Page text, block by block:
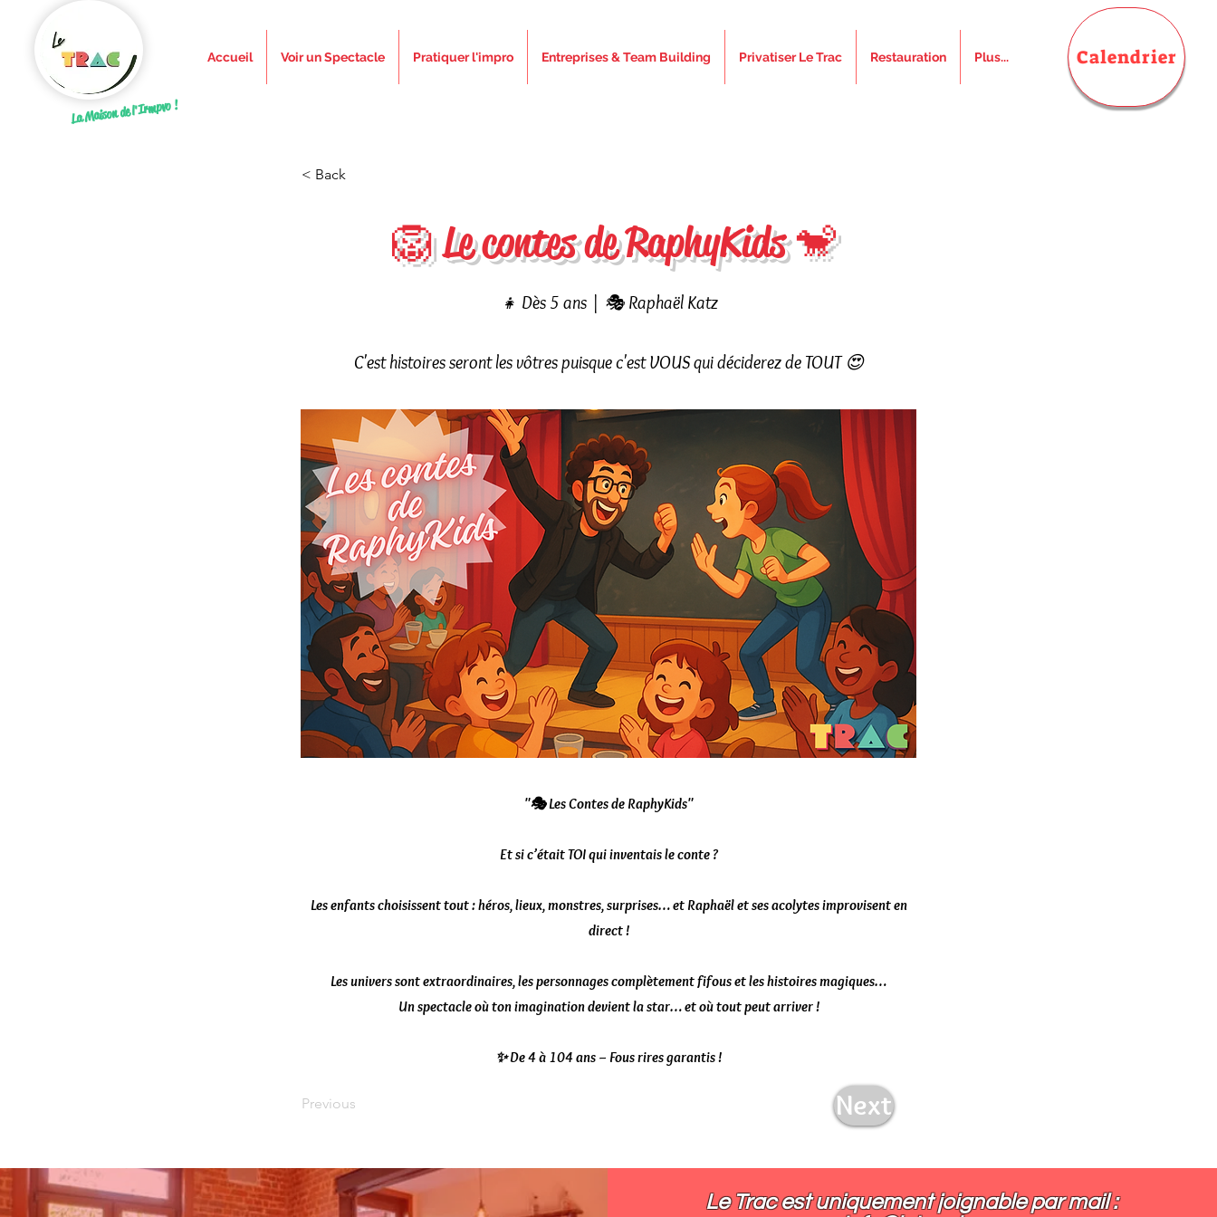
Accueil Voir un Spectacle Pratiquer l'impro Entreprises & Team Building Privatiser Le Trac Restauration Plus...
La Maison de l'Irmpvo !
Calendrier
< Back
🦁 Le contes de RaphyKids 🐒
👧 Dès 5 ans | 🎭 Raphaël Katz
C'est histoires seront les vôtres puisque c'est VOUS qui déciderez de TOUT 😍
"🎭 Les Contes de RaphyKids"
Et si c’était TOI qui inventais le conte ?
Les enfants choisissent tout : héros, lieux, monstres, surprises… et Raphaël et ses acolytes improvisent en
direct !
Les univers sont extraordinaires, les personnages complètement fifous et les histoires magiques…
Un spectacle où ton imagination devient la star… et où tout peut arriver !
✨ De 4 à 104 ans – Fous rires garantis !
Previous Next
Le Trac est uniquement joignable par mail :​